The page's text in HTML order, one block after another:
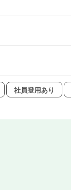
社員登用あり